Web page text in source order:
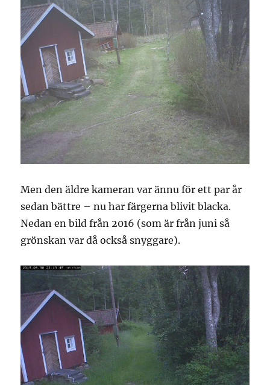
Men den äldre kameran var ännu för ett par år
sedan bättre – nu har färgerna blivit blacka.
Nedan en bild från 2016 (som är från juni så
grönskan var då också snyggare).